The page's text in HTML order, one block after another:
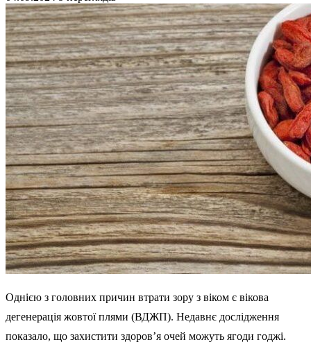
Однією з головних причин втрати зору з віком є вікова
дегенерація жовтої плями (ВДЖП). Недавнє дослідження
показало, що захистити здоров’я очей можуть ягоди годжі.